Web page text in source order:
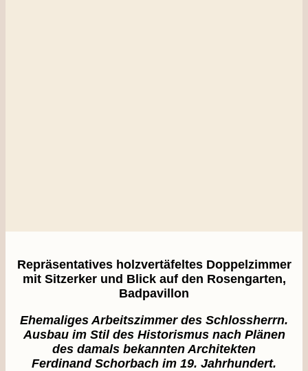
Repräsentatives holzvertäfeltes Doppelzimmer
mit Sitzerker und Blick auf den Rosengarten,
Badpavillon
Ehemaliges Arbeitszimmer des Schlossherrn.
Ausbau im Stil des Historismus nach Plänen
des damals bekannten Architekten
Ferdinand Schorbach im 19. Jahrhundert.